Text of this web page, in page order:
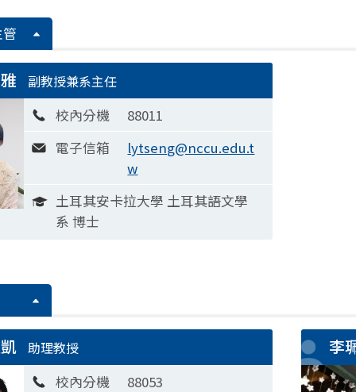
副教授兼系主任
校內分機
88011
電子信箱
lytseng@nccu.edu.t
w
土耳其安卡拉大學 土耳其語文學
系 博士
助理教授
校內分機
88053
李